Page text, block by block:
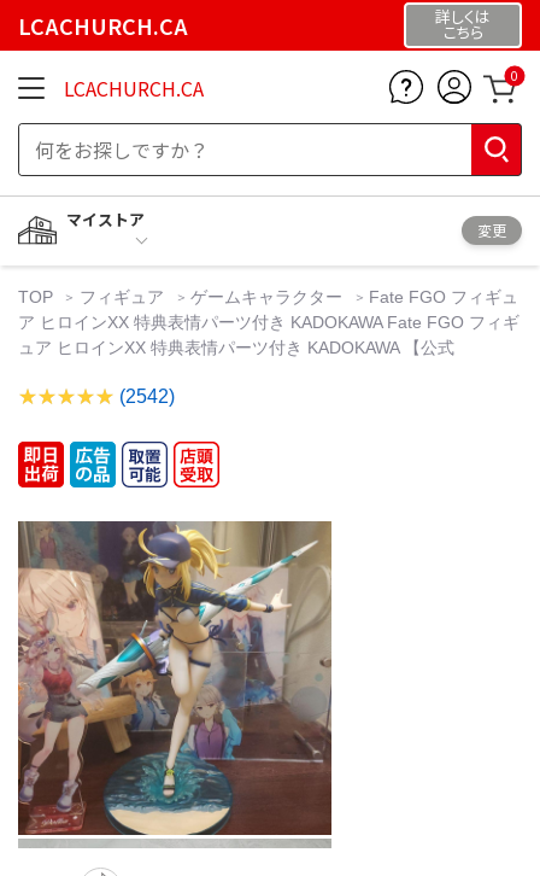
LCACHURCH.CA 詳しくは
こちら
LCACHURCH.CA 0
マイストア
変更
TOP フィギュア ゲームキャラクター
Fate FGO フィギュ
ア ヒロインXX 特典表情パーツ付き KADOKAWA Fate FGO フィギ
ュア ヒロインXX 特典表情パーツ付き KADOKAWA 【公式
(2542)